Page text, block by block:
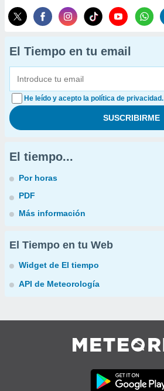
El Tiempo en tu email
He leído y acepto la política de privacidad.
El tiempo...
Por horas
PDF
Más información
El Tiempo en tu Web
Widget de El tiempo
API de Meteorología